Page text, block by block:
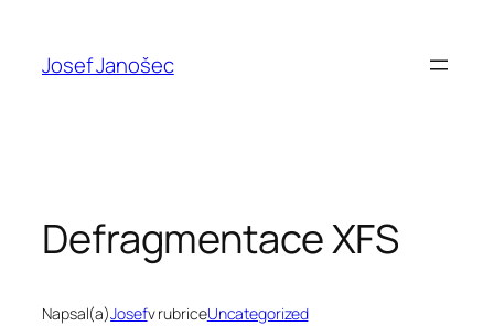
obsahJosef Janošec
Defragmentace XFS
Napsal(a)Josefv rubriceUncategorized